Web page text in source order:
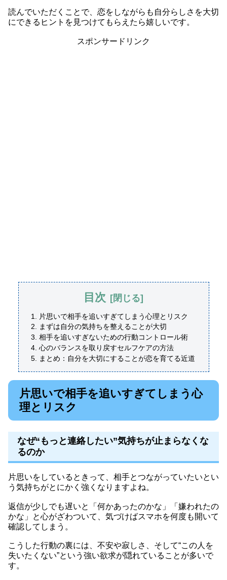
読んでいただくことで、恋をしながらも自分らしさを大切
にできるヒントを見つけてもらえたら嬉しいです。
スポンサードリンク
目次
片思いで相手を追いすぎてしまう心理とリスク
まずは自分の気持ちを整えることが大切
相手を追いすぎないための行動コントロール術
心のバランスを取り戻すセルフケアの方法
まとめ：自分を大切にすることが恋を育てる近道
片思いで相手を追いすぎてしまう心
理とリスク
なぜ“もっと連絡したい”気持ちが止まらなくな
るのか
片思いをしているときって、相手とつながっていたいとい
う気持ちがとにかく強くなりますよね。
返信が少しでも遅いと「何かあったのかな」「嫌われたの
かな」と心がざわついて、気づけばスマホを何度も開いて
確認してしまう。
こうした行動の裏には、不安や寂しさ、そして“この人を
失いたくない”という強い欲求が隠れていることが多いで
す。